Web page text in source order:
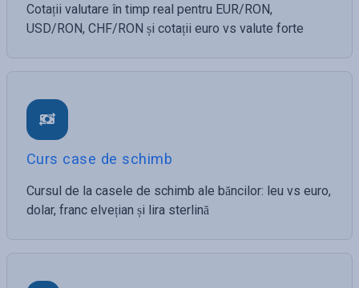
Cotații valutare în timp real pentru EUR/RON,
USD/RON, CHF/RON și cotații euro vs valute forte
Curs case de schimb
Cursul de la casele de schimb ale băncilor: leu vs euro,
dolar, franc elvețian și lira sterlină